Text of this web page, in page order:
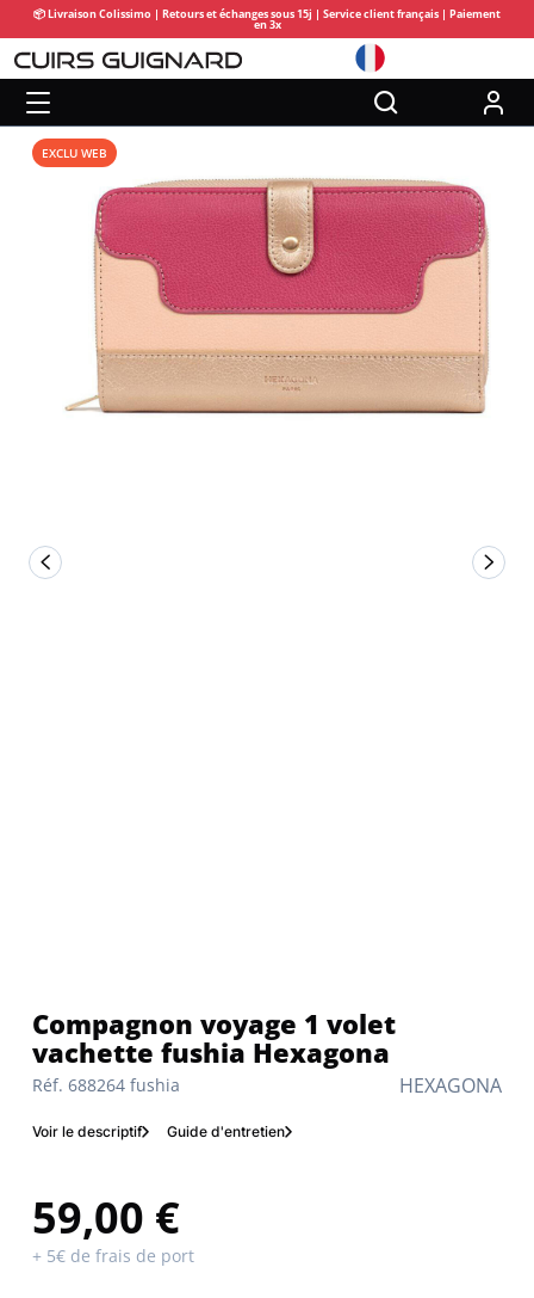
📦 Livraison Colissimo | Retours et échanges sous 15j | Service client français | Paiement
en 3x
HEXAGONA
Réf. 688264 fushia
Compagnon voyage 1 volet
vachette fushia Hexagona
Voir le descriptif Guide d'entretien
59,00 €
+ 5€ de frais de port
EXCLU WEB